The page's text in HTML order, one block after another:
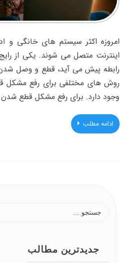
امروزه اکثر سیستم های خانگی و
اینترنت متصل می شوند. یکی از
رابطه پیش می آید، قطع و وصل
روش های مختلفی برای رفع مشکل
وجود دارد. برای رفع مشکل قطع
ادامه مطلب
جدیدترین مطالب